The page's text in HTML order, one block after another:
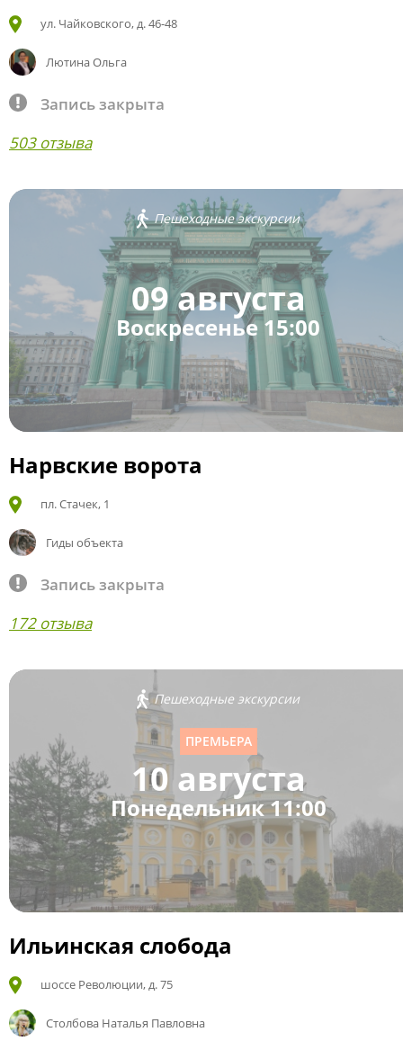
ул. Чайковского, д. 46-48
Лютина Ольга
Запись закрыта
503 отзыва
Пешеходные экскурсии
09 августа
Воскресенье 15:00
Нарвские ворота
пл. Стачек, 1
Гиды объекта
Запись закрыта
172 отзыва
Пешеходные экскурсии
ПРЕМЬЕРА
10 августа
Понедельник 11:00
Ильинская слобода
шоссе Революции, д. 75
Столбова Наталья Павловна